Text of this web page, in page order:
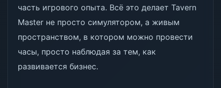
часть игрового опыта. Всё это делает Tavern
Master не просто симулятором, а живым
пространством, в котором можно провести
часы, просто наблюдая за тем, как
развивается бизнес.